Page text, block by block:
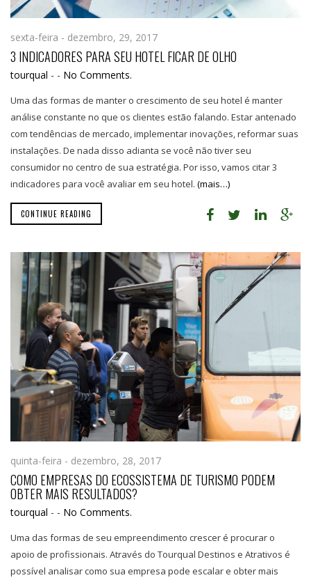
sexta-feira - dezembro, 29, 2017
3 INDICADORES PARA SEU HOTEL FICAR DE OLHO
tourqual - - No Comments.
Uma das formas de manter o crescimento de seu hotel é manter
análise constante no que os clientes estão falando. Estar antenado
com tendências de mercado, implementar inovações, reformar suas
instalações. De nada disso adianta se você não tiver seu
consumidor no centro de sua estratégia. Por isso, vamos citar 3
indicadores para você avaliar em seu hotel. (mais…)
CONTINUE READING
quinta-feira - dezembro, 28, 2017
COMO EMPRESAS DO ECOSSISTEMA DE TURISMO PODEM
OBTER MAIS RESULTADOS?
tourqual - - No Comments.
Uma das formas de seu empreendimento crescer é procurar o
apoio de profissionais. Através do Tourqual Destinos e Atrativos é
possível analisar como sua empresa pode escalar e obter mais